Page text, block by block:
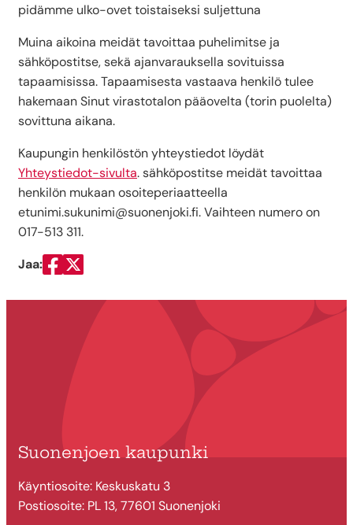
pidämme ulko-ovet toistaiseksi suljettuna
Muina aikoina meidät tavoittaa puhelimitse ja
sähköpostitse, sekä ajanvarauksella sovituissa
tapaamisissa. Tapaamisesta vastaava henkilö tulee
hakemaan Sinut virastotalon pääovelta (torin puolelta)
sovittuna aikana.
Kaupungin henkilöstön yhteystiedot löydät
Yhteystiedot-sivulta. sähköpostitse meidät tavoittaa
henkilön mukaan osoiteperiaatteella
etunimi.sukunimi@suonenjoki.fi. Vaihteen numero on
017-513 311.
Jaa:
Jaa Facebookissa
Jaa Twitterissä
Suonenjoen kaupunki
Käyntiosoite: Keskuskatu 3
Postiosoite: PL 13, 77601 Suonenjoki